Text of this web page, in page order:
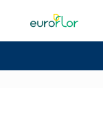
КАТАЛОГ
ПАКЕТЫ И СУМКИ